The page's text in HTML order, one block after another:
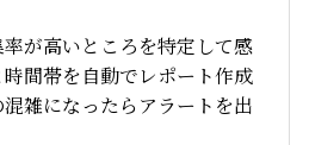
率が高いところを特定して感
間帯を自動でレポート作成
混雑になったらアラートを出